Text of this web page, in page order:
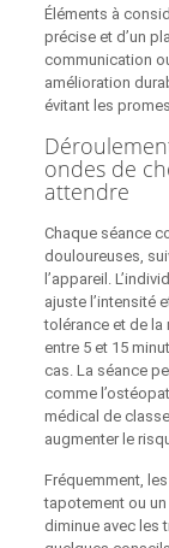
Éléments à
précise et d’un
communication
amélioration
évitant les
ondes de
attendre
Chaque séance
douloureuses,
l’appareil.
ajuste l’intensité
tolérance et de la
entre 5 et 15
cas. La séance
comme
médical de
augmenter le
Fréquemment,
tapotement ou
diminue avec les